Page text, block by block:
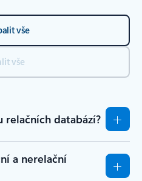
vše
vše
relačních databází?
a nerelační